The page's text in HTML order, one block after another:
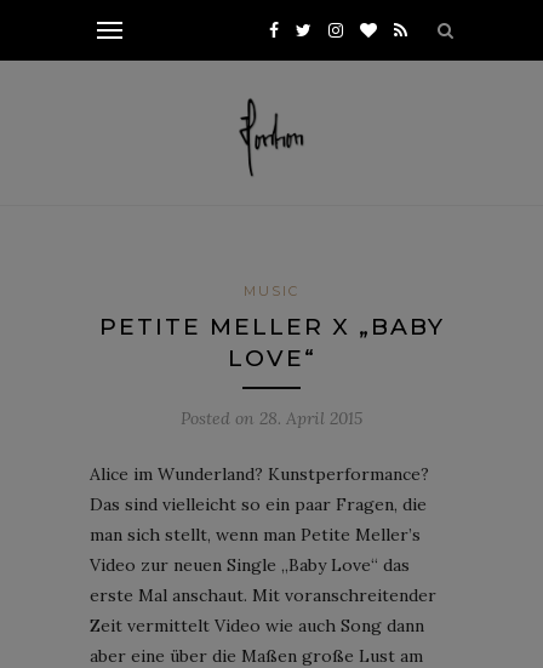
MUSIC
PETITE MELLER X „BABY
LOVE“
Posted on 28. April 2015
Alice im Wunderland? Kunstperformance?
Das sind vielleicht so ein paar Fragen, die
man sich stellt, wenn man Petite Meller’s
Video zur neuen Single „Baby Love“ das
erste Mal anschaut. Mit voranschreitender
Zeit vermittelt Video wie auch Song dann
aber eine über die Maßen große Lust am